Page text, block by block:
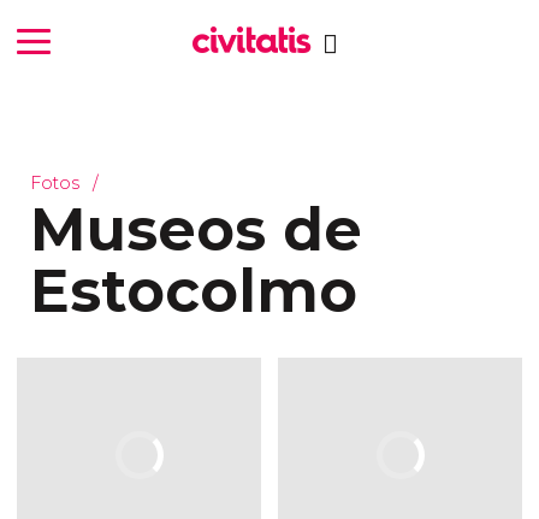
Fotos
Museos de
Estocolmo